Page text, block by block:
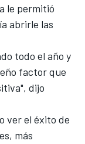
le permitió
abrirle las
todo el año y
factor que
dijo
ver el éxito de
más